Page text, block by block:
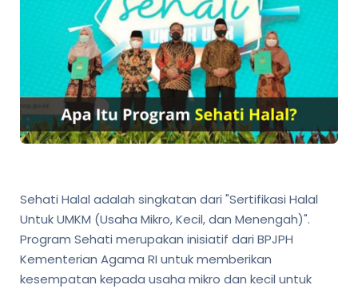
Sehati Halal adalah singkatan dari "Sertifikasi Halal
Untuk UMKM (Usaha Mikro, Kecil, dan Menengah)".
Program Sehati merupakan inisiatif dari BPJPH
Kementerian Agama RI untuk memberikan
kesempatan kepada usaha mikro dan kecil untuk